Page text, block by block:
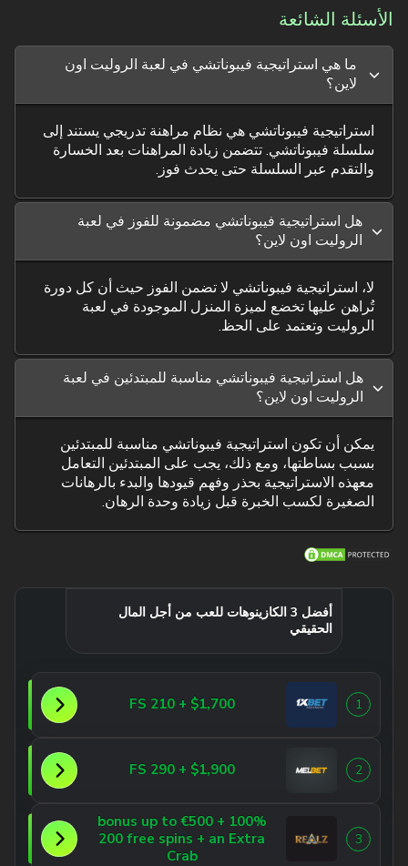
الأسئلة الشائعة
ما هي استراتيجية فيبوناتشي في لعبة الروليت اون
لاين؟
استراتيجية فيبوناتشي هي نظام مراهنة تدريجي يستند إلى
سلسلة فيبوناتشي. تتضمن زيادة المراهنات بعد الخسارة
والتقدم عبر السلسلة حتى يحدث فوز.
هل استراتيجية فيبوناتشي مضمونة للفوز في لعبة
الروليت اون لاين؟
لا، استراتيجية فيبوناتشي لا تضمن الفوز حيث أن كل دورة
تُراهن عليها تخضع لميزة المنزل الموجودة في لعبة
الروليت وتعتمد على الحظ.
هل استراتيجية فيبوناتشي مناسبة للمبتدئين في لعبة
الروليت اون لاين؟
يمكن أن تكون استراتيجية فيبوناتشي مناسبة للمبتدئين
بسبب بساطتها، ومع ذلك، يجب على المبتدئين التعامل
معهذه الاستراتيجية بحذر وفهم قيودها والبدء بالرهانات
الصغيرة لكسب الخبرة قبل زيادة وحدة الرهان.
أفضل 3 الكازينوهات للعب من أجل المال
الحقيقي
1
$1,700 + 210 FS
2
$1,900 + 290 FS
3
100% bonus up to €500 +
200 free spins + an Extra
Crab